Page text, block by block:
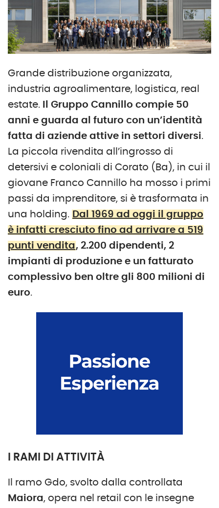
Grande distribuzione organizzata,
industria agroalimentare, logistica, real
estate.
Il Gruppo Cannillo compie 50
anni e guarda al futuro con un’identità
fatta di aziende attive in settori diversi.
La piccola rivendita all’ingrosso di
detersivi e coloniali di Corato (Ba), in cui il
giovane Franco Cannillo ha mosso i primi
passi da imprenditore, si è trasformata in
una holding. Dal 1969 ad oggi il gruppo
è infatti cresciuto fino ad arrivare a 519
punti vendita, 2.200 dipendenti, 2
impianti di produzione e un fatturato
complessivo ben oltre gli 800 milioni di
euro.
I RAMI DI ATTIVITÀ
Il ramo Gdo, svolto dalla controllata
Maiora, opera nel retail con le insegne